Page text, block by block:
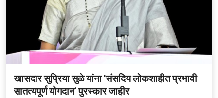
खासदार सुप्रिया सुळे यांना 'संसदिय लोकशाहीत प्रभावी
सातत्यपूर्ण योगदान' पुरस्कार जाहीर